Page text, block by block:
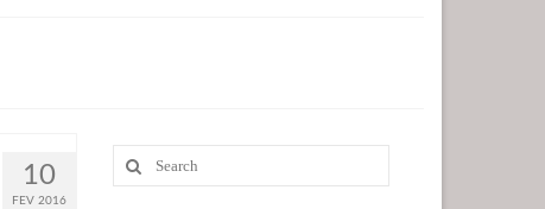
10
FEV 2016
Search
for: